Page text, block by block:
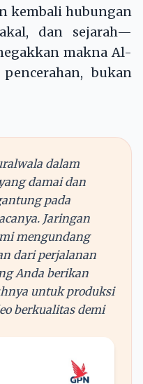
kembali hubungan
dan sejarah—
makna Al-
bukan
dalam
damai dan
pada
Jaringan
mengundang
dari perjalanan
Anda berikan
untuk produksi
berkualitas demi